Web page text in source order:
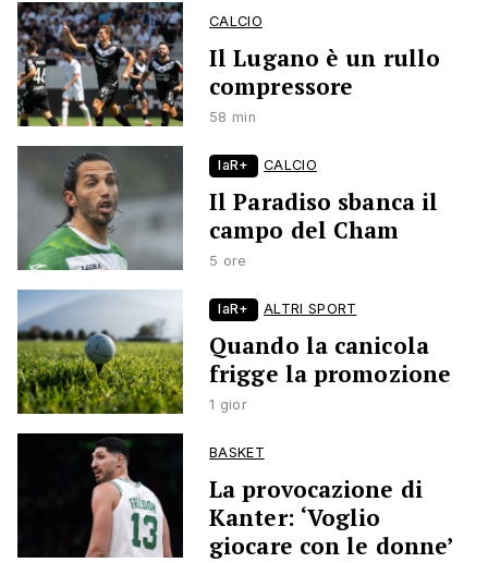
CALCIO
Il Lugano è un rullo
compressore
58 min
laR+ CALCIO
Il Paradiso sbanca il
campo del Cham
5 ore
laR+ ALTRI SPORT
Quando la canicola
frigge la promozione
1 gior
BASKET
La provocazione di
Kanter: ‘Voglio
giocare con le donne’